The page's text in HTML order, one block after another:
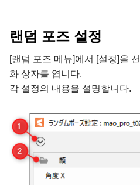
랜덤 포즈 설정
[랜덤 포즈 메뉴]에서 [설정]을
화 상자를 엽니다.
각 설정의 내용을 설명합니다.